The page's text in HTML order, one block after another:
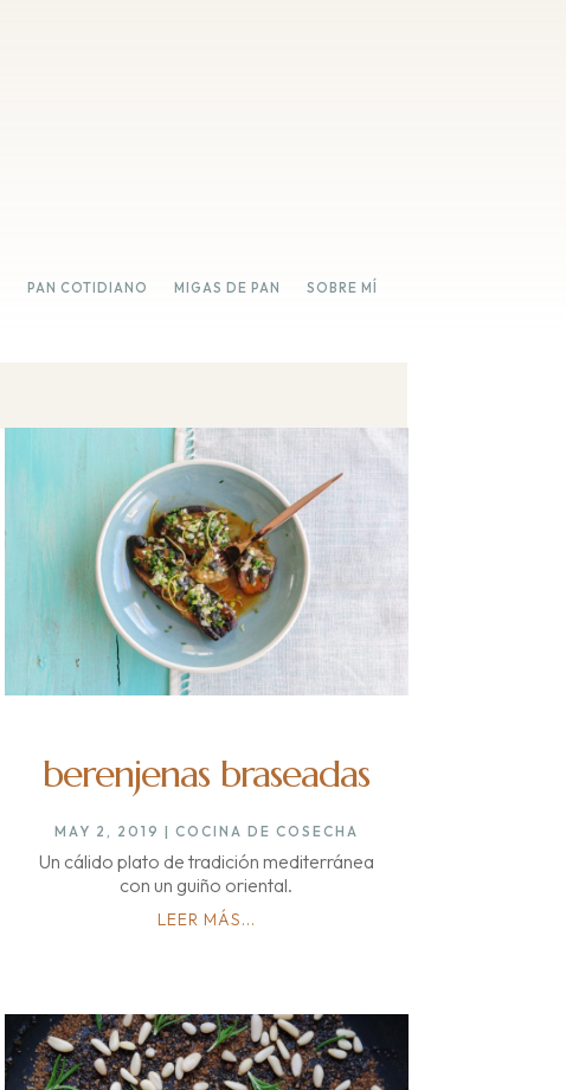
PAN COTIDIANO MIGAS DE PAN SOBRE MÍ
berenjenas braseadas
MAY 2, 2019 | COCINA DE COSECHA
Un cálido plato de tradición mediterránea
con un guiño oriental.
LEER MÁS...